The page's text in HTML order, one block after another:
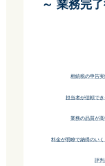
～ 業務完
相続税の申告
担当者が信頼で
業務の品質が
料金が明瞭で納得のい
評判